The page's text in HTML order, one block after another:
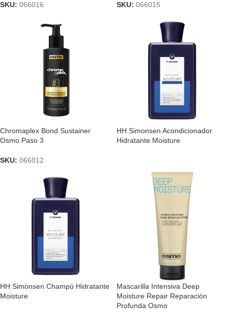
SKU: 066016 SKU: 066015
Chromaplex Bond Sustainer
Osmo Paso 3
SKU: 066012
HH Simonsen Acondicionador
Hidratante Moisture
HH Simonsen Champú Hidratante
Moisture
Mascarilla Intensiva Deep
Moisture Repair Reparación
Profunda Osmo